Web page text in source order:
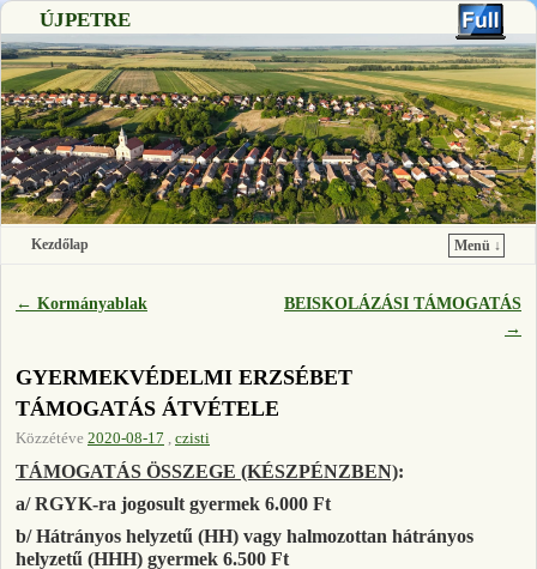
ÚJPETRE
Kezdőlap
Menü ↓
Bejegyzés navigáció
← Kormányablak
BEISKOLÁZÁSI TÁMOGATÁS
→
GYERMEKVÉDELMI ERZSÉBET
TÁMOGATÁS ÁTVÉTELE
Közzétéve 2020-08-17 , czisti
TÁMOGATÁS ÖSSZEGE (KÉSZPÉNZBEN):
a/ RGYK-ra jogosult gyermek 6.000 Ft
b/ Hátrányos helyzetű (HH) vagy halmozottan hátrányos
helyzetű (HHH) gyermek 6.500 Ft